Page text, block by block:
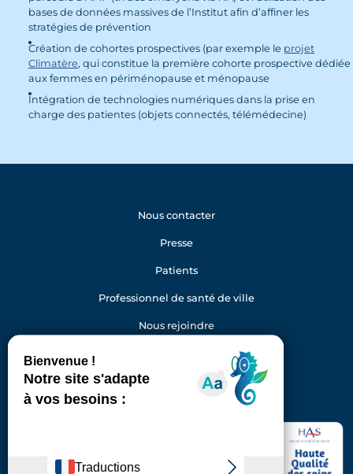
bases de données massives de l’Institut afin d’affiner les
stratégies de prévention
Création de cohortes prospectives (par exemple le projet
Climatère, qui constitue la première cohorte prospective dédiée
aux femmes en périménopause et ménopause
Intégration de technologies numériques dans la prise en
charge des patientes (objets connectés, télémédecine)
92150 Suresnes
Nous contacter
Presse
Patients
Professionnel de santé de ville
Nous rejoindre
LinkedInInstagram